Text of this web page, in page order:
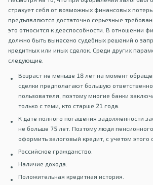
страхует себя от возможных финансовых
предъявляются достаточно серьезные
это относится к дееспособности. В отношении
должно быть вынесено судебных решений о
кредитных или иных сделок. Среди других
следующие.
Возраст не меньше 18 лет на момент
сделки предполагают большую
пользователя, поэтому многие банки
только с теми, кто старше 21 года.
К дате полного погашения задолженности
не больше 75 лет. Поэтому люди
оформить залоговый кредит, с учетом этого
Российское гражданство.
Наличие дохода.
Положительная кредитная история.